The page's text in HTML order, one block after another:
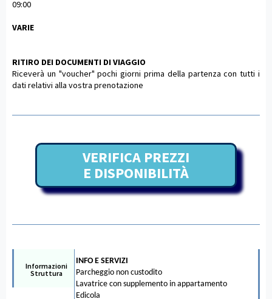
09:00
VARIE
RITIRO DEI DOCUMENTI DI VIAGGIO
Riceverà un "voucher" pochi giorni prima della partenza con tutti i
dati relativi alla vostra prenotazione
VERIFICA PREZZI
E DISPONIBILITÀ
Informazioni
Struttura
INFO E SERVIZI
Parcheggio non custodito
Lavatrice con supplemento in appartamento
Edicola